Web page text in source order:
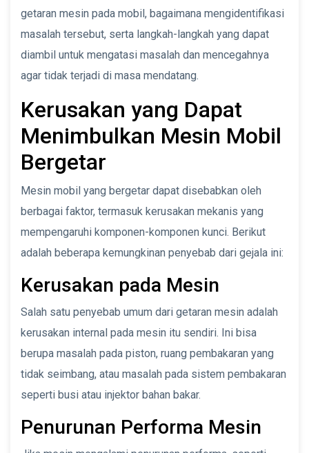
getaran mesin pada mobil, bagaimana mengidentifikasi
masalah tersebut, serta langkah-langkah yang dapat
diambil untuk mengatasi masalah dan mencegahnya
agar tidak terjadi di masa mendatang.
Kerusakan yang Dapat
Menimbulkan Mesin Mobil
Bergetar
Mesin mobil yang bergetar dapat disebabkan oleh
berbagai faktor, termasuk kerusakan mekanis yang
mempengaruhi komponen-komponen kunci. Berikut
adalah beberapa kemungkinan penyebab dari gejala ini:
Kerusakan pada Mesin
Salah satu penyebab umum dari getaran mesin adalah
kerusakan internal pada mesin itu sendiri. Ini bisa
berupa masalah pada piston, ruang pembakaran yang
tidak seimbang, atau masalah pada sistem pembakaran
seperti busi atau injektor bahan bakar.
Penurunan Performa Mesin